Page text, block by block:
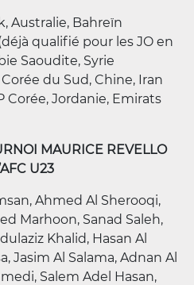
Australie, Bahreïn
qualifié pour les JO en
Saoudite, Syrie
du Sud, Chine, Iran
Corée, Jordanie, Emirats
MAURICE REVELLO
U23
Ahmed Al Sherooqi,
Marhoon, Sanad Saleh,
Khalid, Hasan Al
Jasim Al Salama, Adnan Al
Salem Adel Hasan,